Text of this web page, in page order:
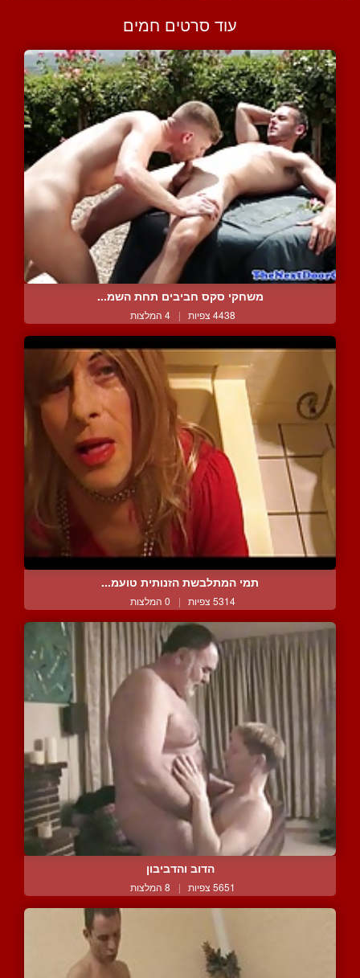
עוד סרטים חמים
משחקי סקס חביבים תחת השמ...
4438 צפיות | 4 המלצות
תמי המתלבשת הזנותית טועמ...
5314 צפיות | 0 המלצות
הדוב והדביבון
5651 צפיות | 8 המלצות